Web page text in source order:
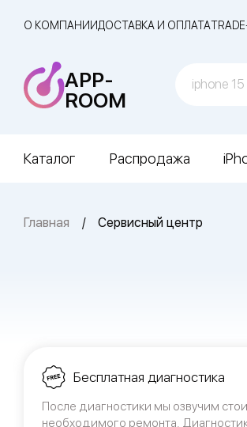
О КОМПАНИИДОСТАВКА И ОПЛАТА
APP-
ROOM
Каталог Распродажа
Главная Сервисный центр
Бесплатная диагностика
После диагностики мы озвучим
необходимого ремонта.